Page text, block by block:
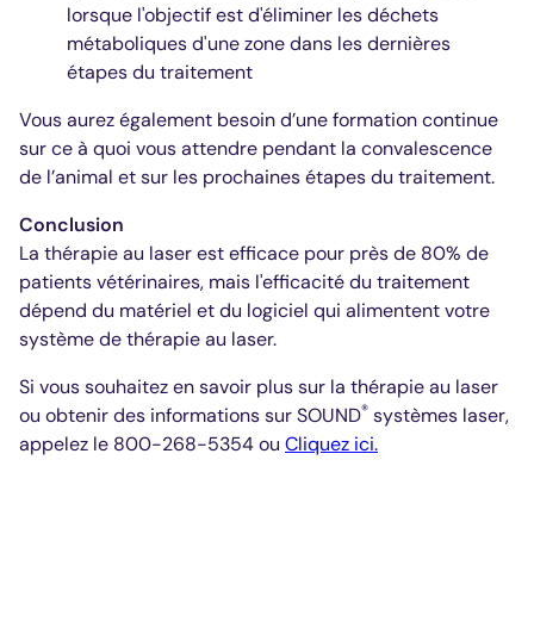
lorsque l'objectif est d'éliminer les déchets
métaboliques d'une zone dans les dernières
étapes du traitement
Vous aurez également besoin d’une formation continue
sur ce à quoi vous attendre pendant la convalescence
de l’animal et sur les prochaines étapes du traitement.
Conclusion
La thérapie au laser est efficace pour près de 80% de
patients vétérinaires, mais l'efficacité du traitement
dépend du matériel et du logiciel qui alimentent votre
système de thérapie au laser.
Si vous souhaitez en savoir plus sur la thérapie au laser
ou obtenir des informations sur SOUND® systèmes laser,
appelez le 800-268-5354 ou Cliquez ici.